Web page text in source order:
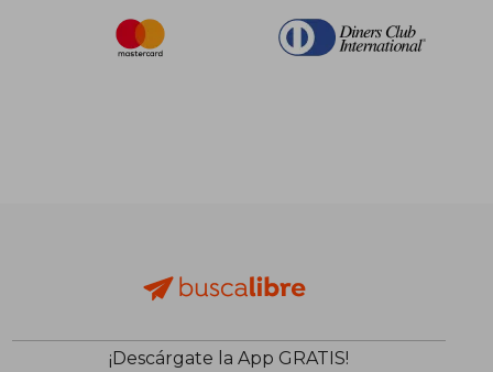
¡Descárgate la App GRATIS!